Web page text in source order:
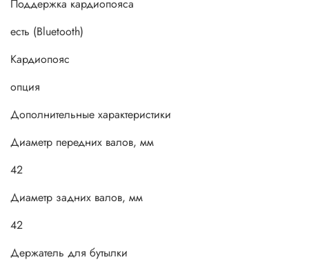
Поддержка кардиопояса
есть (Bluetooth)
Кардиопояс
опция
Дополнительные xарактеристики
Диаметр передних валов, мм
42
Диаметр задних валов, мм
42
Держатель для бутылки